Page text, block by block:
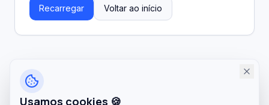
Recarregar Voltar ao início
Usamos cookies 🍪